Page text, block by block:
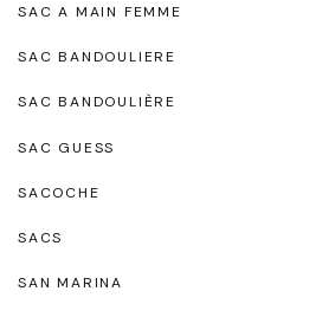
SAC A MAIN FEMME
SAC BANDOULIERE
SAC BANDOULIÈRE
SAC GUESS
SACOCHE
SACS
SAN MARINA